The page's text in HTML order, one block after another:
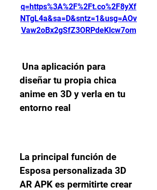
q=https%3A%2F%2Ft.co%2F8yXf
NTgL4a&sa=D&sntz=1&usg=AOv
Vaw2oBx2gSfZ3ORPdeKlcw7om
diseñar tu propia chica
anime en 3D y verla en tu
entorno real
La principal función de
Esposa personalizada 3D
AR APK es permitirte crear